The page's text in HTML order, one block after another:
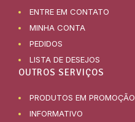
ENTRE EM CONTATO
MINHA CONTA
PEDIDOS
LISTA DE DESEJOS
OUTROS SERVIÇOS
PRODUTOS EM PROMOÇÃO
INFORMATIVO